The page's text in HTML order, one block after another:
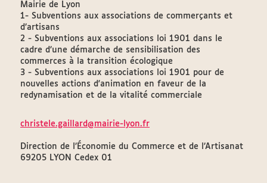
Mairie de Lyon
1- Subventions aux associations de commerçants et
d’artisans
2 - Subventions aux associations loi 1901 dans le
cadre d’une démarche de sensibilisation des
commerces à la transition écologique
3 - Subventions aux associations loi 1901 pour de
nouvelles actions d'animation en faveur de la
redynamisation et de la vitalité commerciale
christele.gaillard@mairie-lyon.fr
Direction de l’Économie du Commerce et de l’Artisanat
69205 LYON Cedex 01